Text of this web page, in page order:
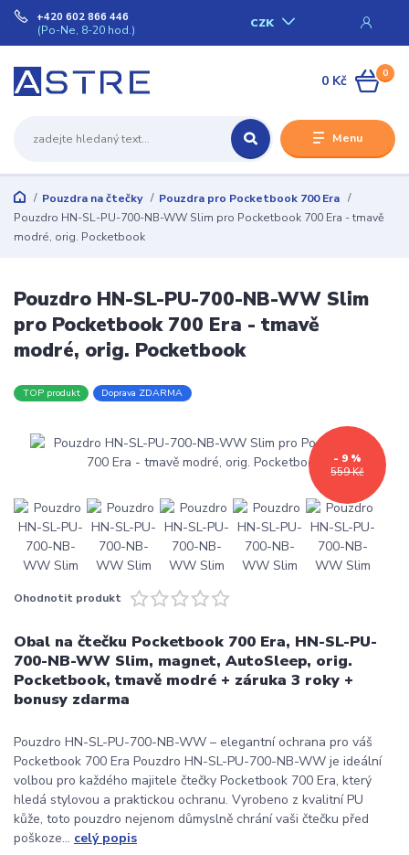
Menu
CZK
+420 602 866 446
(Po-Ne, 8-20 hod.)
0
0 Kč
Pouzdra na čtečky
Pouzdra pro Pocketbook 700 Era
Pouzdro HN-SL-PU-700-NB-WW Slim pro Pocketbook 700 Era - tmavě
modré, orig. Pocketbook
Pouzdro HN-SL-PU-700-NB-WW Slim
pro Pocketbook 700 Era - tmavě
modré, orig. Pocketbook
TOP produkt Doprava ZDARMA
559 Kč
- 9 %
Ohodnotit produkt
Obal na čtečku Pocketbook 700 Era, HN-SL-PU-
700-NB-WW Slim, magnet, AutoSleep, orig.
Pocketbook, tmavě modré + záruka 3 roky +
bonusy zdarma
Pouzdro HN-SL-PU-700-NB-WW – elegantní ochrana pro váš
Pocketbook 700 Era Pouzdro HN-SL-PU-700-NB-WW je ideální
volbou pro každého majitele čtečky Pocketbook 700 Era, který
hledá stylovou a praktickou ochranu. Vyrobeno z kvalitní PU
kůže, toto pouzdro nejenom důmyslně chrání vaši čtečku před
poškoze... celý popis